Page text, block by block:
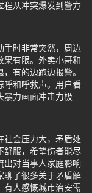
程从冲突爆发到警方
手时非常突然，周边
果有限。外卖小哥和
有的边跑边报警。
呼和呼救声。用户看
暴力画面冲击力极
社会压力大，矛盾处
舒服，希望伤者能尽
出对当事人家庭影响
聊了很多关于矛盾解
有人感慨城市治安需